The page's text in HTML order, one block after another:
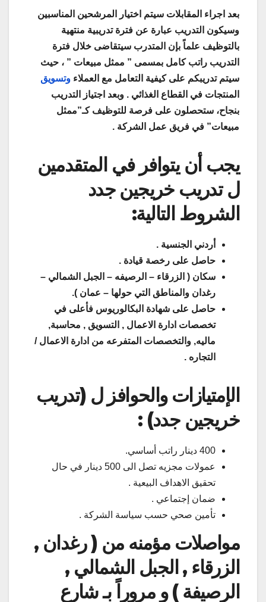
بعد اجراء المقابلات سيتم اختيار المرشحين المناسبين
وسيكون التدريب عبارة عن فترة تدريبية منتهية
بالتوظيف علماً بإن المتدرب سيتقاضى خلال فترة
التدريب راتب كامل بمسمى ” ممثل مبيعات ” ، حيث
سيتم تدريبكم على كيفية التعامل مع العملاء وتسويق
المنتجات في القطاع الغذائي . وبعد اجتياز التدريب
بنجاح، ستحصلون على فرصة للتوظيف كـ”ممثل
مبيعات” في فريق عمل الشركة .
يجب أن يتوافر في المتقدمين
ل تدريب خريجين جدد
الشروط التالية:
أردني الجنسية .
حاصل على رخصة قيادة .
سكان ( الزرقاء – الرصيفه – الجبل الشمالي –
رغدان والمناطق التي حولها – عمان ).
حاصل على شهادة البكالوريوس فأعلى في
تخصصات ادارة الاعمال , التسويق , محاسبة,
ماليه, والتخصصات المتفرعه من ادارة الاعمال /
التجاره .
الإمتيازات والحوافز ل (تدريب
خريجين جدد) :
400 دينار راتب أساسي.
عمولات مجزيه تصل الى 500 دينار في حال
تحقيق الاهداف البيعية .
ضمان إجتماعي .
تأمين صحي حسب سياسة الشركة .
مواصلات مؤمنه من ( رغدان ,
الزرقاء , الجبل الشمالي ,
الرصيفة ) و مروراً بـ شارع